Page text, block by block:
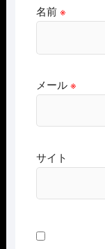
名前 ※
メール ※
サイト